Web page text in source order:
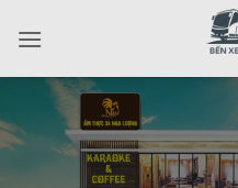
qua